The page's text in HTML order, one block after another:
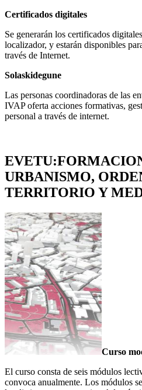
Certificados digitales
Se generarán los certificados
localizador, y estarán disponibles
través de Internet.
Solaskidegune
Las personas coordinadoras de las
IVAP oferta acciones formativas,
personal a través de internet.
URBANISMO,
TERRITORIO Y
Curso
El curso consta de seis módulos
convoca anualmente. Los módulos